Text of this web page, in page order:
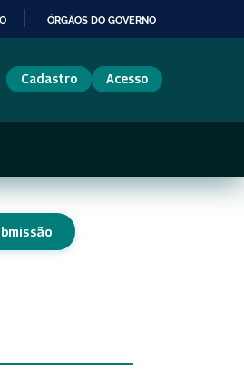
ÓRGÃOS DO GOVERNO
Cadastro Acesso